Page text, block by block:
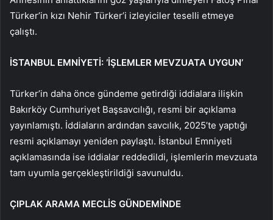
Türker’in kızı Nehir Türker’i izleyiciler teselli etmeye
çalıştı.
İSTANBUL EMNİYETİ: ‘İŞLEMLER MEVZUATA UYGUN’
Türker’in daha önce gündeme getirdiği iddialara ilişkin
Bakırköy Cumhuriyet Başsavcılığı, resmi bir açıklama
yayınlamıştı. İddiaların ardından savcılık, 2025’te yaptığı
resmi açıklamayı yeniden paylaştı. İstanbul Emniyeti
açıklamasında ise iddialar reddedildi, işlemlerin mevzuata
tam uyumla gerçekleştirildiği savunuldu.
ÇIPLAK ARAMA MECLİS GÜNDEMİNDE